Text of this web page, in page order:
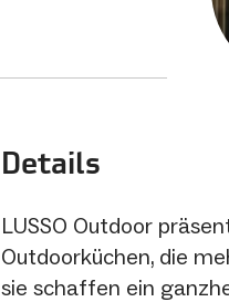
Details
LUSSO Outdoor
Outdoorküchen, die
sie schaffen ein